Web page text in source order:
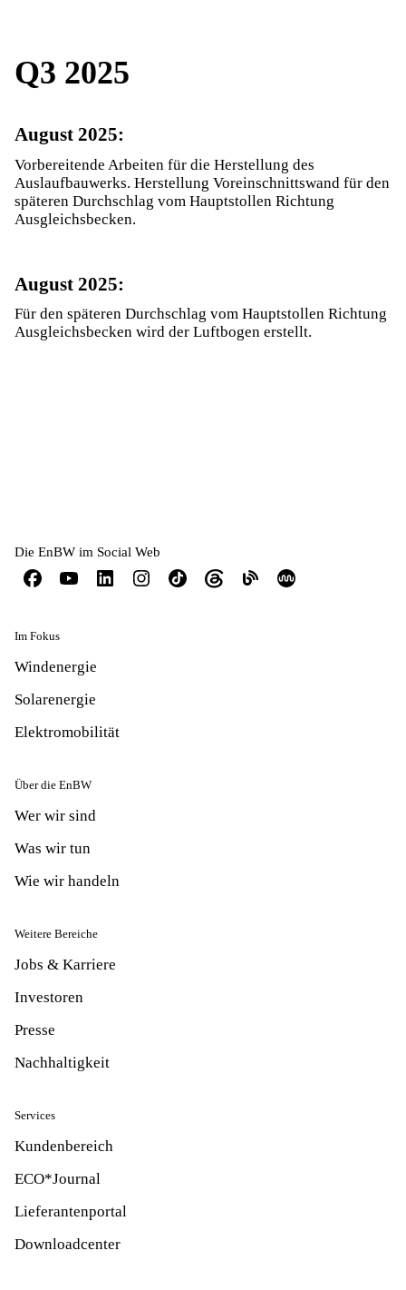
Q3 2025
August 2025:​
Vorbereitende Arbeiten für die Herstellung des
Auslaufbauwerks. Herstellung Voreinschnittswand für den
späteren Durchschlag vom Hauptstollen Richtung
Ausgleichsbecken.
August 2025:​
Für den späteren Durchschlag vom Hauptstollen Richtung
Ausgleichsbecken wird der Luftbogen erstellt.
Die EnBW im Social Web
Im Fokus
Windenergie
Solarenergie
Elektromobilität
Über die EnBW
Wer wir sind
Was wir tun
Wie wir handeln
Weitere Bereiche
Jobs & Karriere
Investoren
Presse
Nachhaltigkeit
Services
Kundenbereich
ECO*Journal
Lieferantenportal
Downloadcenter